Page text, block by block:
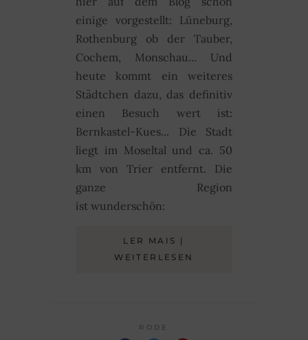
einige vorgestellt: Lüneburg,
Rothenburg ob der Tauber,
Cochem, Monschau… Und
heute kommt ein weiteres
Städtchen dazu, das definitiv
einen Besuch wert ist:
Bernkastel-Kues... Die Stadt
liegt im Moseltal und ca. 50
km von Trier entfernt. Die
ganze Region
ist wunderschön:
LER MAIS |
WEITERLESEN
RODE